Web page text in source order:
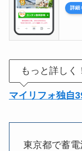
詳細
もっと詳しく
マイリフォ独自
東京都で蓄